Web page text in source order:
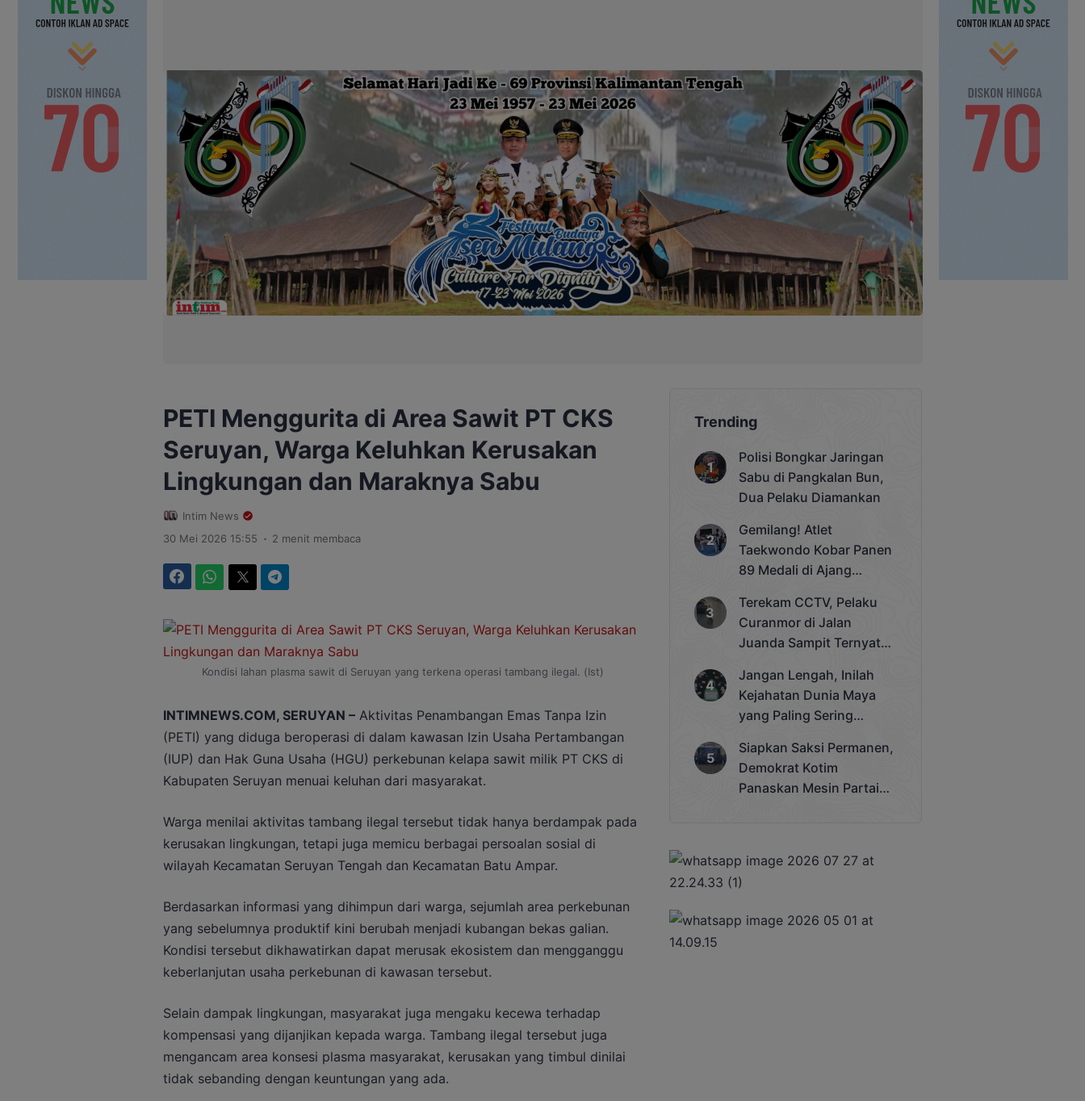
PETI Menggurita di Area Sawit PT CKS
Seruyan, Warga Keluhkan Kerusakan
Lingkungan dan Maraknya Sabu
Intim News
30 Mei 2026 15:55 . 2 menit membaca
Kondisi lahan plasma sawit di Seruyan yang terkena operasi tambang ilegal. (Ist)
INTIMNEWS.COM, SERUYAN –Aktivitas Penambangan Emas Tanpa Izin
(PETI) yang diduga beroperasi di dalam kawasan Izin Usaha Pertambangan
(IUP) dan Hak Guna Usaha (HGU) perkebunan kelapa sawit milik PT CKS di
Kabupaten Seruyan menuai keluhan dari masyarakat.
Warga menilai aktivitas tambang ilegal tersebut tidak hanya berdampak pada
kerusakan lingkungan, tetapi juga memicu berbagai persoalan sosial di
wilayah Kecamatan Seruyan Tengah dan Kecamatan Batu Ampar.
Berdasarkan informasi yang dihimpun dari warga, sejumlah area perkebunan
yang sebelumnya produktif kini berubah menjadi kubangan bekas galian.
Kondisi tersebut dikhawatirkan dapat merusak ekosistem dan mengganggu
keberlanjutan usaha perkebunan di kawasan tersebut.
Selain dampak lingkungan, masyarakat juga mengaku kecewa terhadap
kompensasi yang dijanjikan kepada warga. Tambang ilegal tersebut juga
mengancam area konsesi plasma masyarakat, kerusakan yang timbul dinilai
tidak sebanding dengan keuntungan yang ada.
Trending
Polisi Bongkar Jaringan
Sabu di Pangkalan Bun,
Dua Pelaku Diamankan
Gemilang! Atlet
Taekwondo Kobar Panen
89 Medali di Ajang
Cup 2025
Terekam CCTV, Pelaku
Curanmor di Jalan
Juanda Sampit Ternyata
Jangan Lengah, Inilah
Kejahatan Dunia Maya
yang Paling Sering
Siapkan Saksi Permanen,
Demokrat Kotim
Panaskan Mesin Partai